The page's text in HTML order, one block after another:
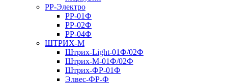
РР-Электро
РР-01Ф
РР-02Ф
РР-04Ф
ШТРИХ-М
Штрих-Light-01Ф/02Ф
Штрих-М-01Ф/02Ф
Штрих-ФР-01Ф
Элвес-ФР-Ф